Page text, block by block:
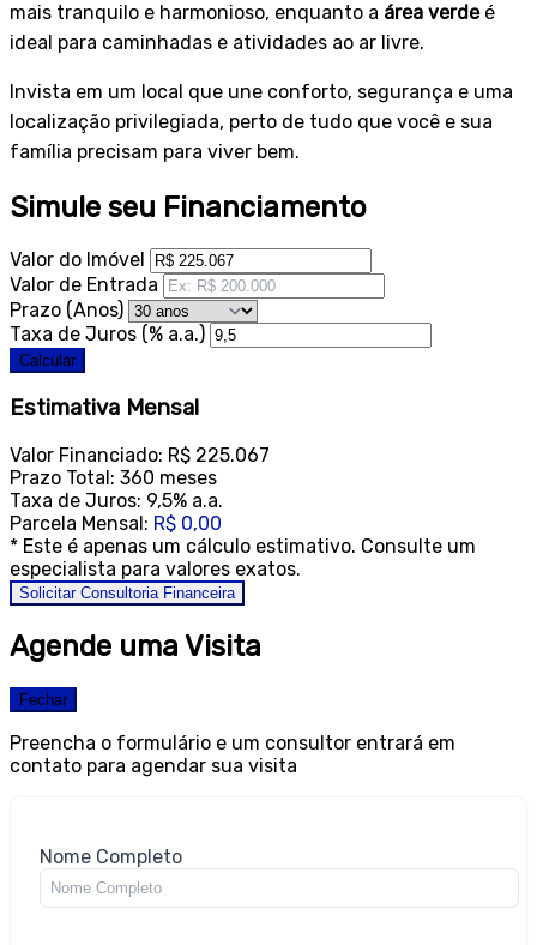
mais tranquilo e harmonioso, enquanto a área verdeé
ideal para caminhadas e atividades ao ar livre.
Invista em um local que une conforto, segurança e uma
localização privilegiada, perto de tudo que você e sua
família precisam para viver bem.
Simule seu Financiamento
Valor do Imóvel
Valor de Entrada
Prazo (Anos)
Taxa de Juros (% a.a.)
Calcular
Estimativa Mensal
Valor Financiado: R$ 225.067
Prazo Total: 360 meses
Taxa de Juros: 9,5% a.a.
Parcela Mensal: R$ 0,00
* Este é apenas um cálculo estimativo. Consulte um
especialista para valores exatos.
Solicitar Consultoria Financeira
Agende uma Visita
Fechar
Preencha o formulário e um consultor entrará em
contato para agendar sua visita
Nome Completo